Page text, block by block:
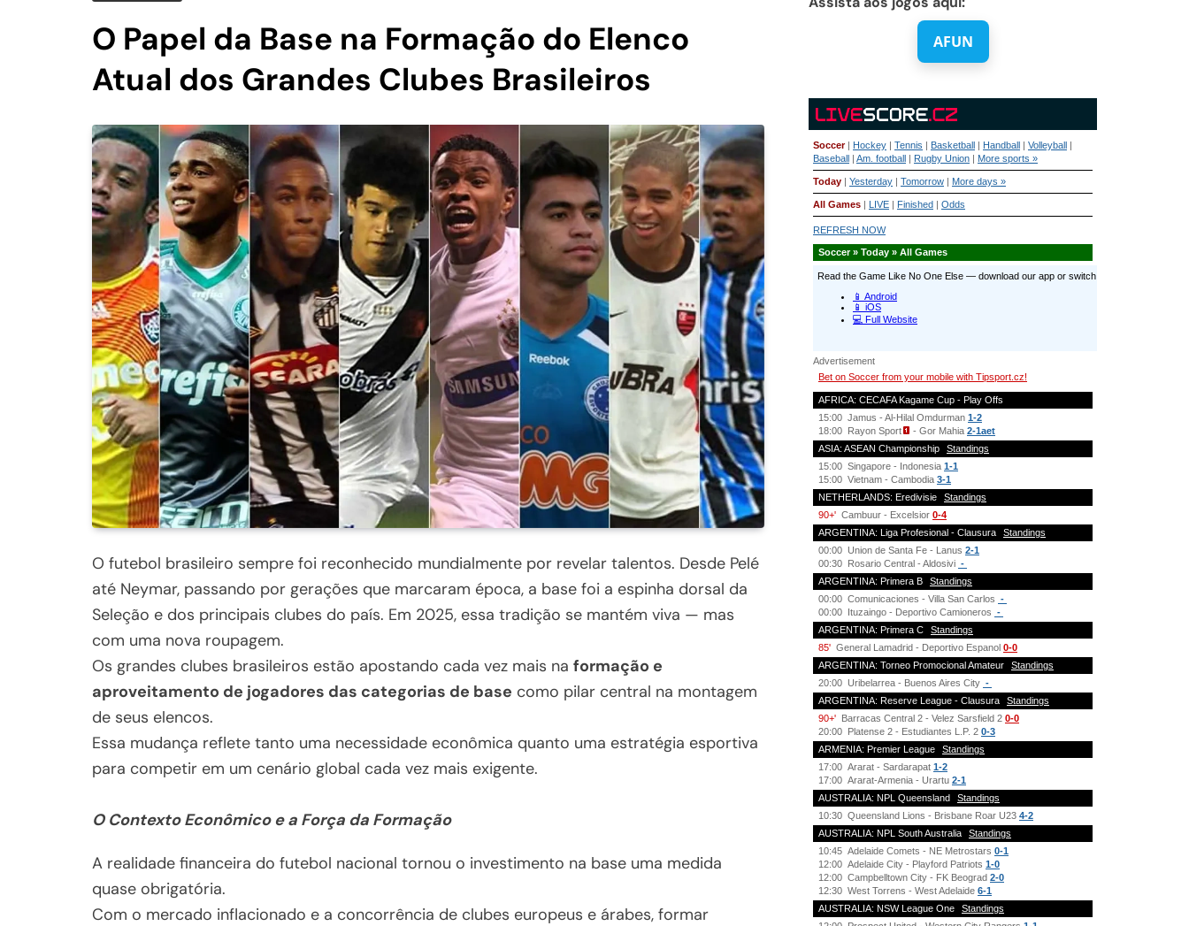
O Papel da Base na Formação do Elenco
Atual dos Grandes Clubes Brasileiros
O futebol brasileiro sempre foi reconhecido mundialmente por revelar talentos. Desde Pelé
até Neymar, passando por gerações que marcaram época, a base foi a espinha dorsal da
Seleção e dos principais clubes do país. Em 2025, essa tradição se mantém viva — mas
com uma nova roupagem.
Os grandes clubes brasileiros estão apostando cada vez mais na formação e
aproveitamento de jogadores das categorias de base como pilar central na montagem
de seus elencos.
Essa mudança reflete tanto uma necessidade econômica quanto uma estratégia esportiva
para competir em um cenário global cada vez mais exigente.
O Contexto Econômico e a Força da Formação
A realidade financeira do futebol nacional tornou o investimento na base uma medida
quase obrigatória.
Com o mercado inflacionado e a concorrência de clubes europeus e árabes, formar
AFUN